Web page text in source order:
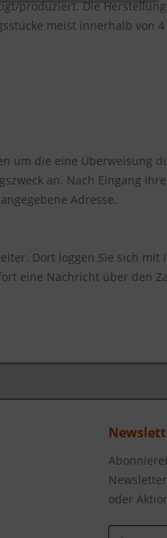
produziert. Die
meist innerhalb von 4
um die eine Überweisung
an. Nach Eingang
Adresse.
Dort loggen Sie sich mit
eine Nachricht über den
oder